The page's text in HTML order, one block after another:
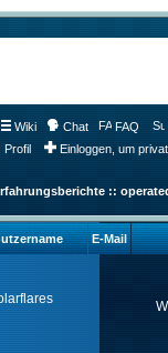
Wiki Chat FAQ
Profil
Einloggen, um
::
E-Mail